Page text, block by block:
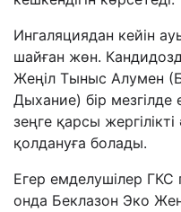
Ингаляциядан кейін
шайған жөн.
Жеңіл Тыныс Алумен
Дыхание) бір мезгілде
зеңге қарсы
қолдануға болады.
Егер емделушілер ГКС
онда Беклазон Эко